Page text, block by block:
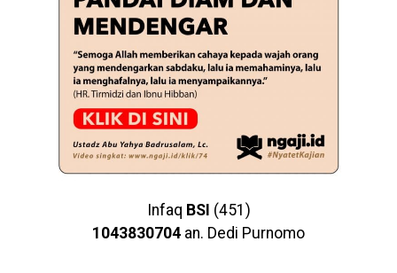
Infaq BSI (451)
1043830704 an. Dedi Purnomo